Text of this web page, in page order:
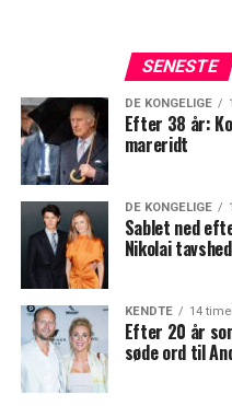
SENESTE
DE KONGELIGE
Efter 38 år:
mareridt
DE KONGELIGE
Sablet ned
Nikolai
KENDTE 14
Efter 20 år
søde ord til